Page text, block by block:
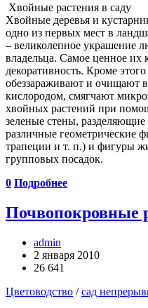
Хвойные растения в саду
Хвойные деревья и
одно из первых мест в
– великолепное украшение
владельца. Самое ценное их
декоративность. Кроме
обеззараживают и очищают
кислородом, смягчают
хвойных растений при
зеленые стены,
различные геометрические
трапеции и т. п.) и фигуры
групповых посадок.
0 Подробнее
Почвопокровные
admin
2 января 2010
26 641
Цветоводство /сад